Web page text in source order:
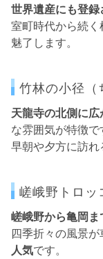
世界遺産にも登
室町時代から続く
魅了します。
竹林の小径（
天龍寺の北側に
な雰囲気が特徴で
早朝や夕方に訪れ
嵯峨野トロッ
嵯峨野から亀岡
四季折々の風景
人気です。